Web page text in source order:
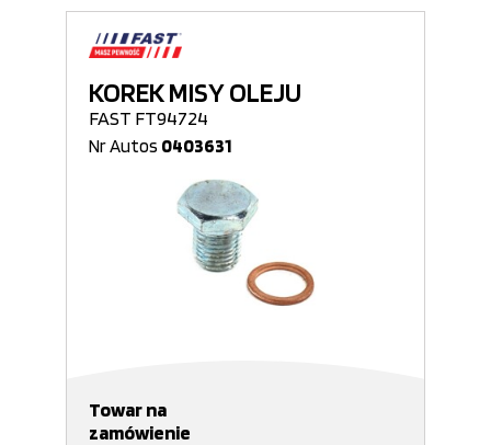
KOREK MISY OLEJU
FAST FT94724
Nr Autos 0403631
Towar na
zamówienie